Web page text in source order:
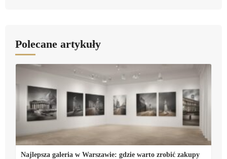
Polecane artykuły
Najlepsza galeria w Warszawie: gdzie warto zrobić zakupy